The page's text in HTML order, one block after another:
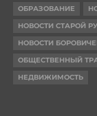
ОБРАЗОВАНИЕ
НОВОСТИ СТАРОЙ
НОВОСТИ
ОБЩЕСТВЕННЫЙ
НЕДВИЖИМОСТЬ